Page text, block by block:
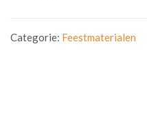
Categorie: Feestmaterialen